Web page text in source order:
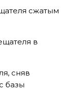
сжатым
в
сняв
базы